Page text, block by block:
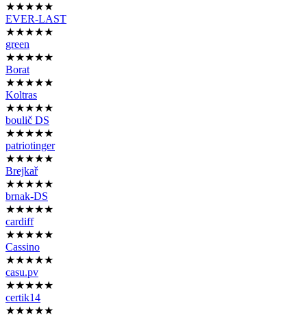
★★★★★
EVER-LAST
★★★★★
green
★★★★★
Borat
★★★★★
Koltras
★★★★★
boulič DS
★★★★★
patriotinger
★★★★★
Brejkař
★★★★★
brnak-DS
★★★★★
cardiff
★★★★★
Cassino
★★★★★
casu.pv
★★★★★
certik14
★★★★★